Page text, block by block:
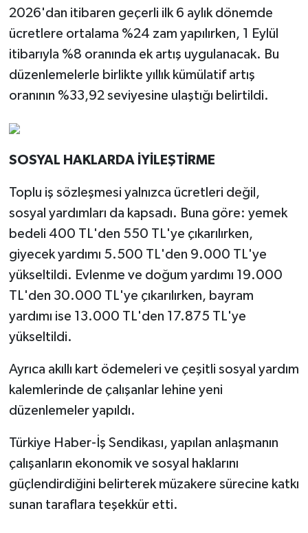
2026'dan itibaren geçerli ilk 6 aylık dönemde
ücretlere ortalama %24 zam yapılırken, 1 Eylül
itibarıyla %8 oranında ek artış uygulanacak. Bu
düzenlemelerle birlikte yıllık kümülatif artış
oranının %33,92 seviyesine ulaştığı belirtildi.
SOSYAL HAKLARDA İYİLEŞTİRME
Toplu iş sözleşmesi yalnızca ücretleri değil,
sosyal yardımları da kapsadı. Buna göre: yemek
bedeli 400 TL'den 550 TL'ye çıkarılırken,
giyecek yardımı 5.500 TL'den 9.000 TL'ye
yükseltildi. Evlenme ve doğum yardımı 19.000
TL'den 30.000 TL'ye çıkarılırken, bayram
yardımı ise 13.000 TL'den 17.875 TL'ye
yükseltildi.
Ayrıca akıllı kart ödemeleri ve çeşitli sosyal yardım
kalemlerinde de çalışanlar lehine yeni
düzenlemeler yapıldı.
Türkiye Haber-İş Sendikası, yapılan anlaşmanın
çalışanların ekonomik ve sosyal haklarını
güçlendirdiğini belirterek müzakere sürecine katkı
sunan taraflara teşekkür etti.